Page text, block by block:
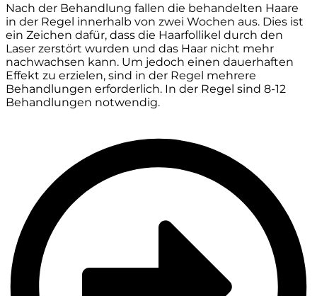
Nach der Behandlung fallen die behandelten Haare
in der Regel innerhalb von zwei Wochen aus. Dies ist
ein Zeichen dafür, dass die Haarfollikel durch den
Laser zerstört wurden und das Haar nicht mehr
nachwachsen kann. Um jedoch einen dauerhaften
Effekt zu erzielen, sind in der Regel mehrere
Behandlungen erforderlich. In der Regel sind 8-12
Behandlungen notwendig.